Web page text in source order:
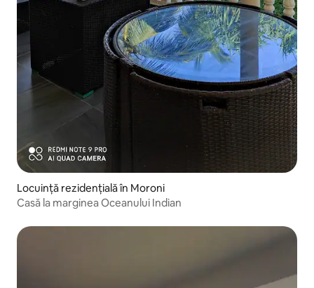
Locuință rezidențială în Moroni
Casă la marginea Oceanului Indian